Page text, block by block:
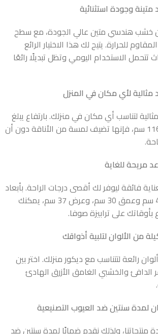
خشب هندسي متين عالي الجودة، مع سطح
للحرارة. يتيح لك هذا الاختيار الرائع
تتحمل الاستخدام اليومي وتظل تبديلًا رائعًا
لتناسب أي مكان في منزلك. بارتفاع يبلغ
43 سم وعرض يبلغ 116 سم، فإنها تضيف لمسة من الأناقة دون أن
فائقة ليوفر لك أقصى درجات الراحة. بأبعاد
مريحة تبلغ ارتفاع 40 سم وعمق 30 سم، وعرض 37 سم، يمكنك
بأوقاتك على ترابيزة صوفا.
رائعة لتتناسب مع ديكور منزلك. اختر بين
الدافئ والخشبي الغامق الأزرق الهادئ
ولذلك نقدم ضمانًا لمدة سنتين ضد